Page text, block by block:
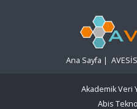
Ana Sayfa |
Akademik Veri
Abis